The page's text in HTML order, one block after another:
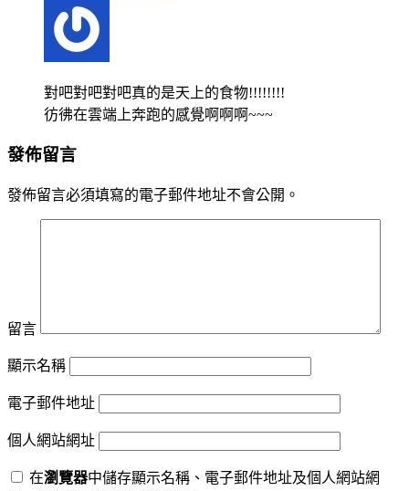
對吧對吧對吧真的是天上的食物!!!!!!!!
彷彿在雲端上奔跑的感覺啊啊啊~~~
發佈留言
發佈留言必須填寫的電子郵件地址不會公開。
留言
顯示名稱
電子郵件地址
個人網站網址
在瀏覽器中儲存顯示名稱、電子郵件地址及個人網站網